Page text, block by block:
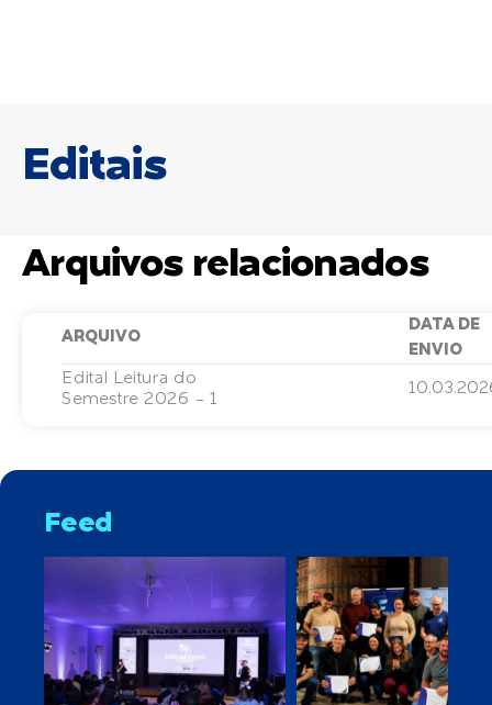
Editais
Arquivos relacionados
ARQUIVO
DATA DE
ENVIO
Edital Leitura do
Semestre 2026 - 1
Feed